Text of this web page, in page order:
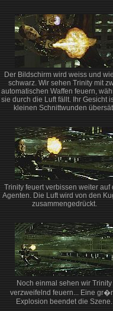
Der Bildschirm wird weiss und
schwarz. Wir sehen Trinity mit
automatischen Waffen feuern,
sie durch die Luft fällt. Ihr Gesicht
kleinen Schnittwunden
Trinity feuert verbissen weiter auf
Agenten. Die Luft wird von den
zusammengedrückt.
Noch einmal sehen wir Trinity
verzweifelnd feuern... Eine
Explosion beendet die Szene.